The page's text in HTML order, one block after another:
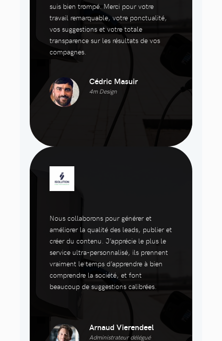
suis bien trompé. Merci pour votre
travail remarquable, votre ponctualité,
vos suggestions et votre totale
transparence sur les résultats de vos
compagnes.
Cédric Masuir
4m Design
Nous collaborons pour générer et
améliorer la qualité des leads, publier et
créer du contenu. J’apprécie le plus le
service ultra-personnalisé, ils prennent
vraiment le temps d’apprendre à bien
comprendre la société, et font
beaucoup de suggestions calibrées.
Arnaud Vierendeel
Administrateur délégué